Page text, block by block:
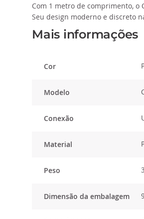
Com 1 metro de comprimento, o
Seu design moderno e discreto
Mais informações
Cor
Modelo
Conexão
Material
Peso
Dimensão da embalagem